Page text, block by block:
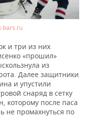
bars.ru
и три из них
«прошил»
из
Далее защитники
и упустили
снаряд в сетку
после паса
не промахнуться по